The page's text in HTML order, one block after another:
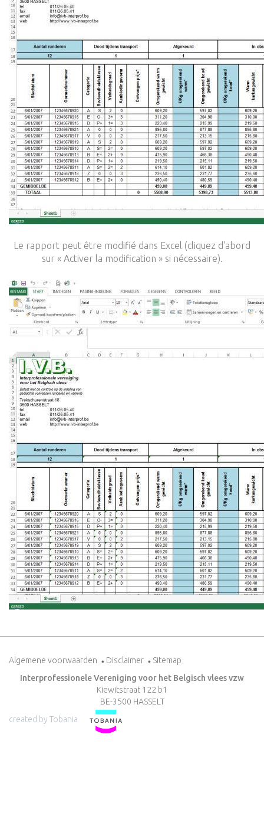
Le rapport peut être modifié dans Excel (cliquez d'abord
sur « Activer la modification » si nécessaire).
Algemene voorwaarden Disclaimer
Sitemap
Interprofessionele Vereniging voor het Belgisch vlees vzw
Kiewitstraat 122 b1
BE-3500 HASSELT
created by Tobania